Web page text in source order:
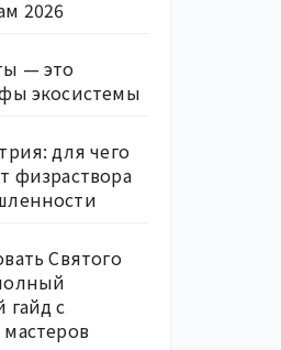
2026
— это
экосистемы
для чего
физраствора
Святого
гайд с